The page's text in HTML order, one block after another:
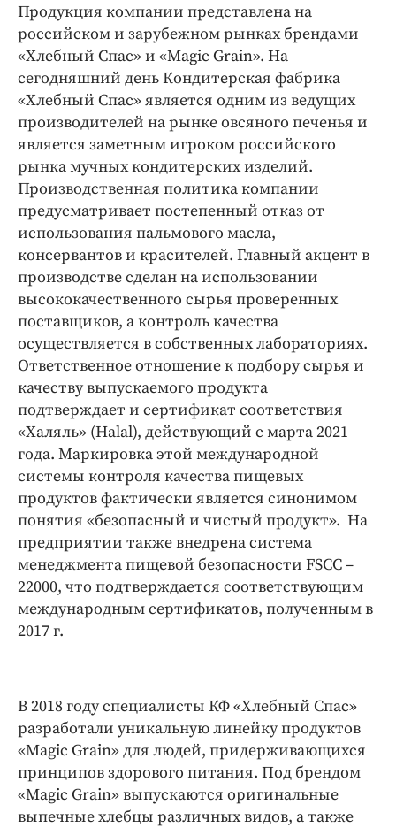
Продукция компании представлена на
российском и зарубежном рынках брендами
«Хлебный Спас» и «Magic Grain». На
сегодняшний день Кондитерская фабрика
«Хлебный Спас» является одним из ведущих
производителей на рынке овсяного печенья и
является заметным игроком российского
рынка мучных кондитерских изделий.
Производственная политика компании
предусматривает постепенный отказ от
использования пальмового масла,
консервантов и красителей. Главный акцент в
производстве сделан на использовании
высококачественного сырья проверенных
поставщиков, а контроль качества
осуществляется в собственных лабораториях.
Ответственное отношение к подбору сырья и
качеству выпускаемого продукта
подтверждает и сертификат соответствия
«Халяль» (Halal), действующий с марта 2021
года. Маркировка этой международной
системы контроля качества пищевых
продуктов фактически является синонимом
понятия «безопасный и чистый продукт». На
предприятии также внедрена система
менеджмента пищевой безопасности FSCC –
22000, что подтверждается соответствующим
международным сертификатов, полученным в
2017 г.
В 2018 году специалисты КФ «Хлебный Спас»
разработали уникальную линейку продуктов
«Magic Grain» для людей, придерживающихся
принципов здорового питания. Под брендом
«Magic Grain» выпускаются оригинальные
выпечные хлебцы различных видов, а также